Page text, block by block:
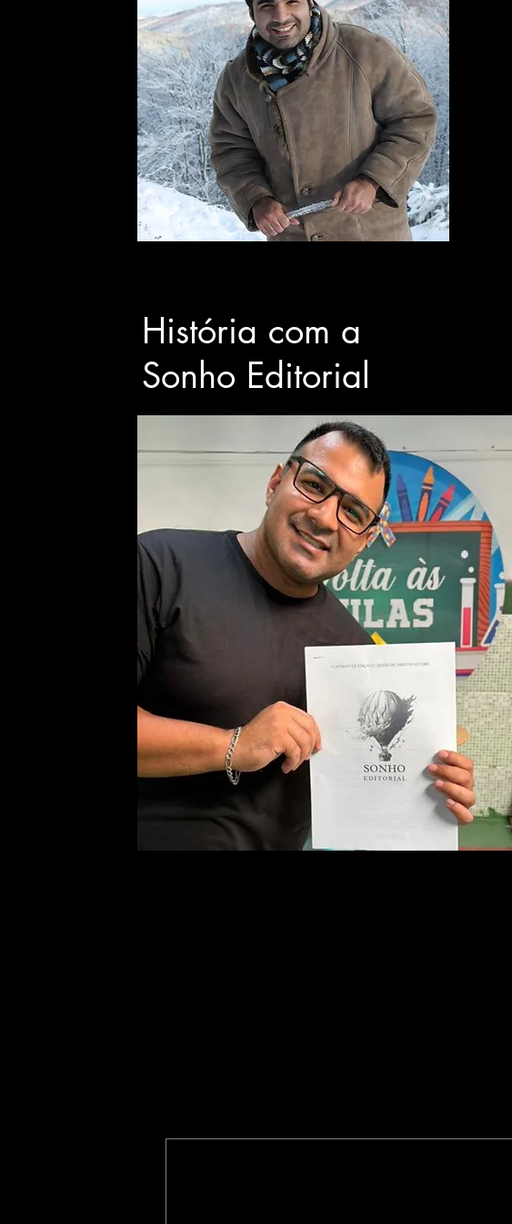
História com a
Sonho Editorial